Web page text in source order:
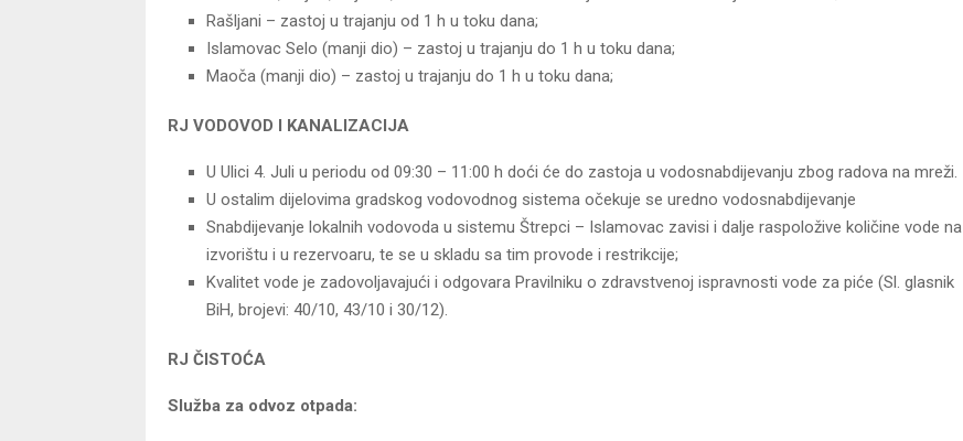
Rašljani – zastoj u trajanju od 1 h u toku dana;
Islamovac Selo (manji dio) – zastoj u trajanju do 1 h u toku dana;
Maoča (manji dio) – zastoj u trajanju do 1 h u toku dana;
RJ VODOVOD I KANALIZACIJA
U Ulici 4. Juli u periodu od 09:30 – 11:00 h doći će do zastoja u vodosnabdijevanju zbog radova na mreži.
U ostalim dijelovima gradskog vodovodnog sistema očekuje se uredno vodosnabdijevanje
Snabdijevanje lokalnih vodovoda u sistemu Štrepci – Islamovac zavisi i dalje raspoložive količine vode na
izvorištu i u rezervoaru, te se u skladu sa tim provode i restrikcije;
Kvalitet vode je zadovoljavajući i odgovara Pravilniku o zdravstvenoj ispravnosti vode za piće (Sl. glasnik
BiH, brojevi: 40/10, 43/10 i 30/12).
RJ ČISTOĆA
Služba za odvoz otpada: